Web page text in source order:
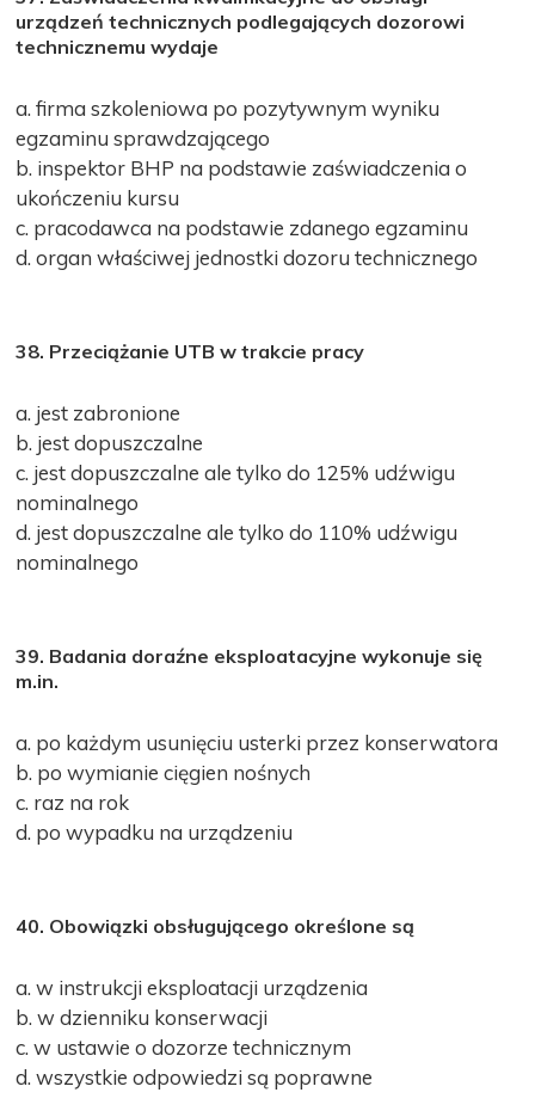
urządzeń technicznych podlegających dozorowi
technicznemu wydaje
a. firma szkoleniowa po pozytywnym wyniku
egzaminu sprawdzającego
b. inspektor BHP na podstawie zaświadczenia o
ukończeniu kursu
c. pracodawca na podstawie zdanego egzaminu
d. organ właściwej jednostki dozoru technicznego
38. Przeciążanie UTB w trakcie pracy
a. jest zabronione
b. jest dopuszczalne
c. jest dopuszczalne ale tylko do 125% udźwigu
nominalnego
d. jest dopuszczalne ale tylko do 110% udźwigu
nominalnego
39. Badania doraźne eksploatacyjne wykonuje się
m.in.
a. po każdym usunięciu usterki przez konserwatora
b. po wymianie cięgien nośnych
c. raz na rok
d. po wypadku na urządzeniu
40. Obowiązki obsługującego określone są
a. w instrukcji eksploatacji urządzenia
b. w dzienniku konserwacji
c. w ustawie o dozorze technicznym
d. wszystkie odpowiedzi są poprawne